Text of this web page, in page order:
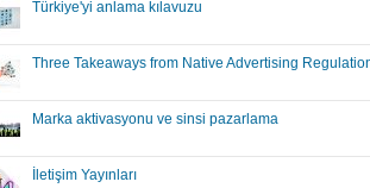
Türkiye'yi anlama kılavuzu
Three Takeaways from Native Advertising
Marka aktivasyonu ve sinsi pazarlama
İletişim Yayınları